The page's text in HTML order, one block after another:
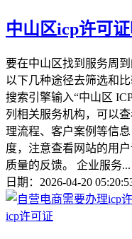
中山区icp许可
要在中山区找到服务周
以下几种途径去筛选和
搜索引擎输入“中山区
列相关服务机构，可以
理流程、客户案例等信
度，注意查看网站的用
质量的反馈。 企业服务...
日期：2026-04-20
icp许可证